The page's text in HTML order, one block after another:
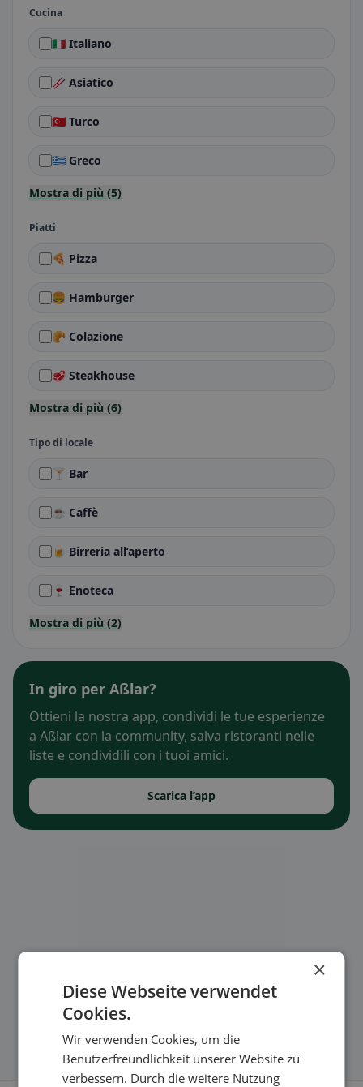
Cucina
🇮🇹 Italiano
🥢 Asiatico
🇹🇷 Turco
🇬🇷 Greco
Mostra di più (5)
Piatti
🍕 Pizza
🍔 Hamburger
🥐 Colazione
🥩 Steakhouse
Mostra di più (6)
Tipo di locale
🍸 Bar
☕ Caffè
🍺 Birreria all’aperto
🍷 Enoteca
Mostra di più (2)
In giro per Aßlar?
Ottieni la nostra app, condividi le tue esperienze
a Aßlar con la community, salva ristoranti nelle
liste e condividili con i tuoi amici.
Scarica l’app
×
Diese Webseite verwendet
Cookies.
Wir verwenden Cookies, um die
Benutzerfreundlichkeit unserer Website zu
verbessern. Durch die weitere Nutzung